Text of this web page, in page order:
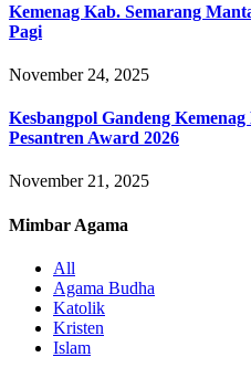
Kemenag Kab. Semarang
Pagi
November 24, 2025
Kesbangpol Gandeng
Pesantren Award 2026
November 21, 2025
Mimbar Agama
All
Agama Budha
Katolik
Kristen
Islam